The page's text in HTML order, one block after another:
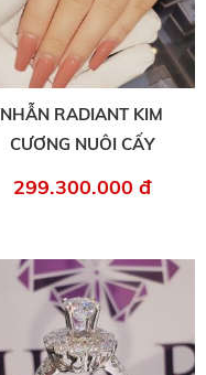
NHẪN RADIANT KIM
CƯƠNG NUÔI CẤY
299.300.000 đ